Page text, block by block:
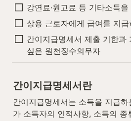
강연료·원고료 등 기타소득
상용 근로자에게 급여를 지
간이지급명세서 제출 기한과
싶은 원천징수의무자
간이지급명세서란
간이지급명세서는 소득을 지급
가 소득자의 인적사항, 소득의 종